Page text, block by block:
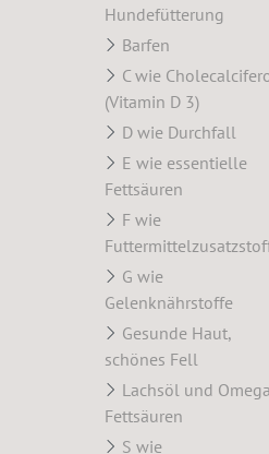
Hundefütterung
Barfen
C wie
(Vitamin D 3)
D wie Durchfall
E wie essentielle
Fettsäuren
F wie
G wie
Gelenknährstoffe
Gesunde Haut,
schönes Fell
Lachsöl und
Fettsäuren
S wie